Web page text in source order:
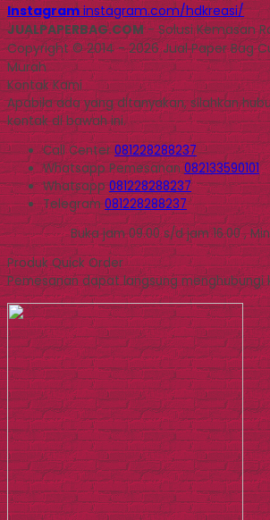
Instagram instagram.com/hdkreasi/
JUALPAPERBAG.COM- Solusi Kemasan
Copyright © 2014 - 2026 Jual Paper Bag
Murah
Kontak Kami
Apabila ada yang ditanyakan, silahkan
kontak di bawah ini.
Call Center081228288237
WhatsappPemesanan 082133590101
Whatsapp081228288237
Telegram081228288237
Buka jam 09.00 s/d jam 16.00 ,
Produk Quick Order
Pemesanan dapat langsung menghubungi